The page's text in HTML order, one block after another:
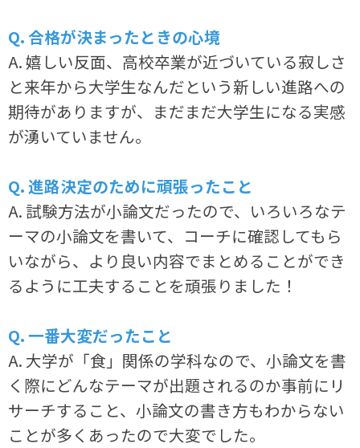
Q. 合格が決まったときの心境
A. 嬉しい反面、高校卒業が近づいている寂しさ
と来年から大学生なんだという新しい進路への
期待がありますが、まだまだ大学生になる実感
が湧いていません。
Q. 進路決定のために頑張ったこと
A. 試験方法が小論文だったので、いろいろなテ
ーマの小論文を書いて、コーチに確認してもら
いながら、より良い内容でまとめることができ
るように工夫することを頑張りました！
Q. 一番大変だったこと
A. 大学が「食」関係の学科なので、小論文を書
く際にどんなテーマが出題されるのか事前にリ
サーチすること、小論文の書き方もわからない
ことが多くあったので大変でした。